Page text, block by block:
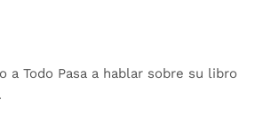
a Todo Pasa a hablar sobre su libro